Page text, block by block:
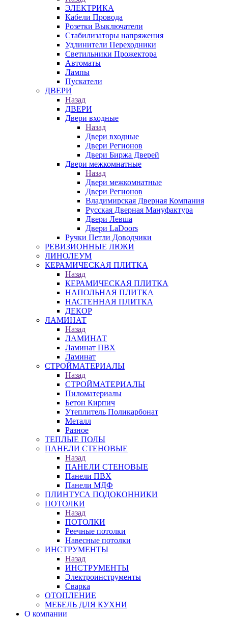
ЭЛЕКТРИКА
Кабели Провода
Розетки Выключатели
Стабилизаторы напряжения
Удлинители Переходники
Светильники Прожектора
Автоматы
Лампы
Пускатели
ДВЕРИ
Назад
ДВЕРИ
Двери входные
Назад
Двери входные
Двери Регионов
Двери Биржа Дверей
Двери межкомнатные
Назад
Двери межкомнатные
Двери Регионов
Владимирская Дверная Компания
Русская Дверная Мануфактура
Двери Левша
Двери LaDoors
Ручки Петли Доводчики
РЕВИЗИОННЫЕ ЛЮКИ
ЛИНОЛЕУМ
КЕРАМИЧЕСКАЯ ПЛИТКА
Назад
КЕРАМИЧЕСКАЯ ПЛИТКА
НАПОЛЬНАЯ ПЛИТКА
НАСТЕННАЯ ПЛИТКА
ДЕКОР
ЛАМИНАТ
Назад
ЛАМИНАТ
Ламинат ПВХ
Ламинат
СТРОЙМАТЕРИАЛЫ
Назад
СТРОЙМАТЕРИАЛЫ
Пиломатериалы
Бетон Кирпич
Утеплитель Поликарбонат
Металл
Разное
ТЕПЛЫЕ ПОЛЫ
ПАНЕЛИ СТЕНОВЫЕ
Назад
ПАНЕЛИ СТЕНОВЫЕ
Панели ПВХ
Панели МДФ
ПЛИНТУСА ПОДОКОННИКИ
ПОТОЛКИ
Назад
ПОТОЛКИ
Реечные потолки
Навесные потолки
ИНСТРУМЕНТЫ
Назад
ИНСТРУМЕНТЫ
Электроинструменты
Сварка
ОТОПЛЕНИЕ
МЕБЕЛЬ ДЛЯ КУХНИ
О компании